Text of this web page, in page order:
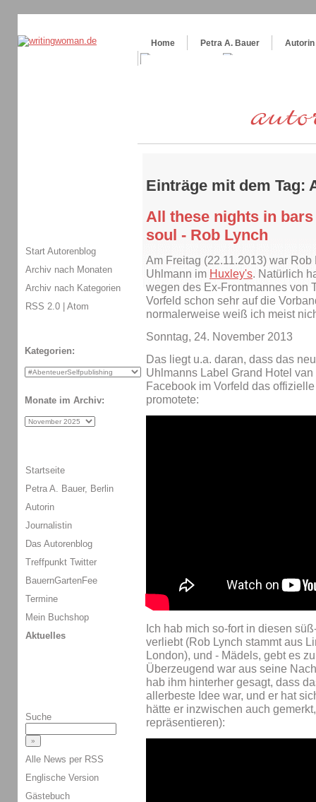
Home
Petra A. Bauer Autorin
Einträge mit dem Tag:
All these nights in
soul - Rob Lynch
Am Freitag (22.11.2013) war
Uhlmann im Huxley's. Natürlich
wegen des Ex-Frontmannes von
Vorfeld schon sehr auf die
normalerweise weiß ich meist
Sonntag, 24. November 2013
Das liegt u.a. daran, dass das
Uhlmanns Label Grand Hotel
Facebook im Vorfeld das
promotete:
Ich hab mich so-fort in diesen
verliebt (Rob Lynch stammt aus
London), und - Mädels, gebt es
Überzeugend war aus seine
hab ihm hinterher gesagt, dass
allerbeste Idee war, und er hat
hätte er inzwischen auch
repräsentieren):
Start Autorenblog
Archiv nach Monaten
Archiv nach Kategorien
RSS 2.0 | Atom
Kategorien:
Monate im Archiv:
Startseite
Petra A. Bauer, Berlin
Autorin
Journalistin
Das Autorenblog
Treffpunkt Twitter
BauernGartenFee
Termine
Mein Buchshop
Aktuelles
Suche
Alle News per RSS
Englische Version
Gästebuch